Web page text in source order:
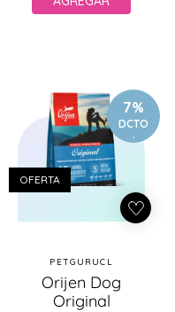
7%
DCTO
.
OFERTA
Proveedor:
PETGURUCL
Orijen Dog
Original